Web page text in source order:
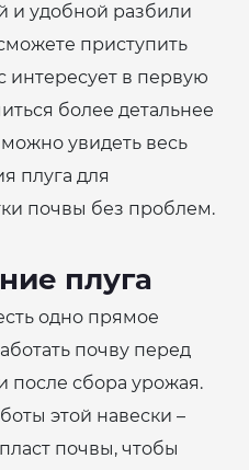
и удобной разбили
приступить
интересует в первую
более детальнее
увидеть весь
плуга для
почвы без проблем.
плуга
одно прямое
почву перед
после сбора урожая.
этой навески –
почвы, чтобы